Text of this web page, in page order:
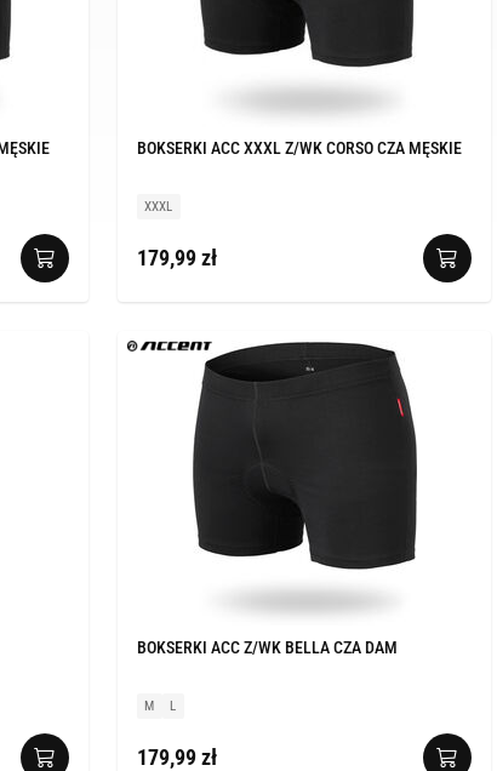
BOKSERKI ACC XXXL Z/WK CORSO CZA MĘSKIE
XXXL
179,99 zł
BOKSERKI ACC Z/WK BELLA CZA DAM
M L
179,99 zł